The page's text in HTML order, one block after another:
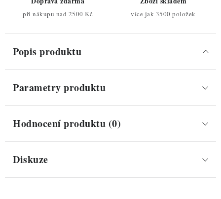
při nákupu nad 2500 Kč více jak 3500 položek
Popis produktu
Parametry produktu
Hodnocení produktu (0)
Diskuze